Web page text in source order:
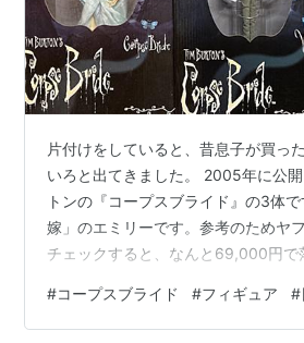
片付けをしていると、昔息子が買っ
いろと出てきました。 2005年に公
トンの『コープスブライド』の3体
嫁」のエミリーです。参考のためヤ
チェックすると、なんと69,000円で
れていました。 生者の花嫁ヴィクト
ヴィクトリアとの結婚を控え、森で
#コープスブライド #フィギュア #